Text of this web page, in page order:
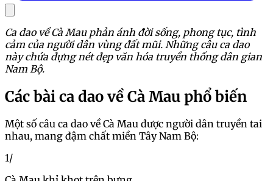
Ca dao về Cà Mau phản ánh đời sống, phong tục, tình
cảm của người dân vùng đất mũi. Những câu ca dao
này chứa đựng nét đẹp văn hóa truyền thống dân gian
Nam Bộ.
Các bài ca dao về Cà Mau phổ biến
Một số câu ca dao về Cà Mau được người dân truyền tai
nhau, mang đậm chất miền Tây Nam Bộ:
1/